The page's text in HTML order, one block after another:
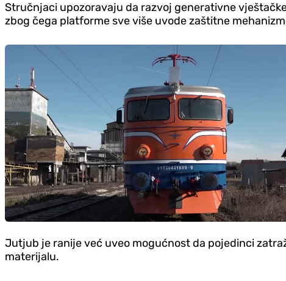
Stručnjaci upozoravaju da razvoj generativne
zbog čega platforme sve više uvode zaštitne
Jutjub je ranije već uveo mogućnost da pojedinci
materijalu.